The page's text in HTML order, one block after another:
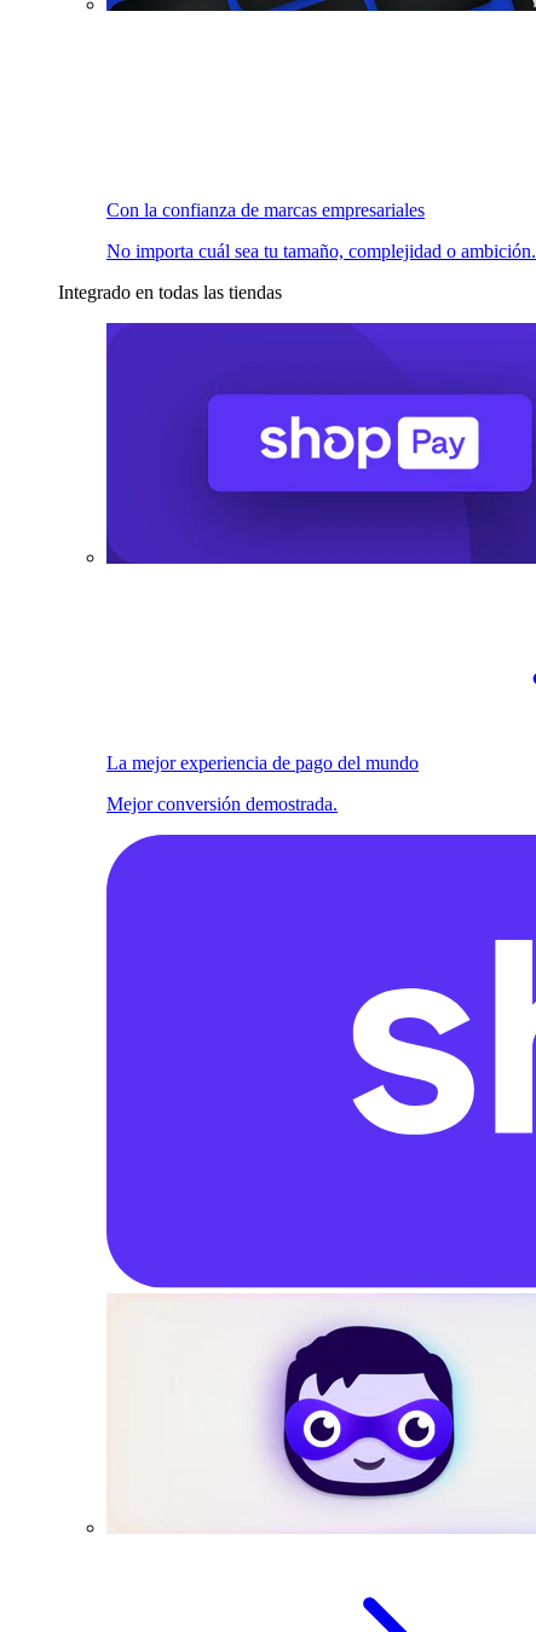
Con la confianza de marcas empresariales
No importa cuál sea tu tamaño, complejidad o ambición.
Integrado en todas las tiendas
La mejor experiencia de pago del mundo
Mejor conversión demostrada.